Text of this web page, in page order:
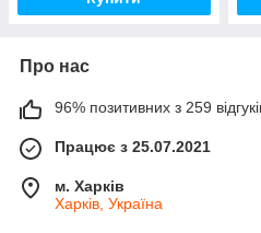
Про нас
96% позитивних з 259
Працює з 25.07.2021
м. Харків
Харків, Україна